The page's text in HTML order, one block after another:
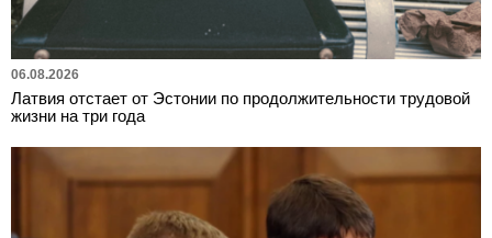
06.08.2026
Латвия отстает от Эстонии по продолжительности трудовой
жизни на три года